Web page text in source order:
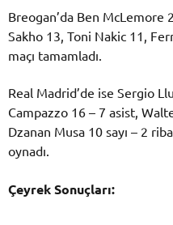
Breogan’da Ben McLemore
Sakho 13, Toni Nakic 11,
maçı tamamladı.
Real Madrid’de ise Sergio
Campazzo 16 – 7 asist,
Dzanan Musa 10 sayı – 2
oynadı.
Çeyrek Sonuçları: